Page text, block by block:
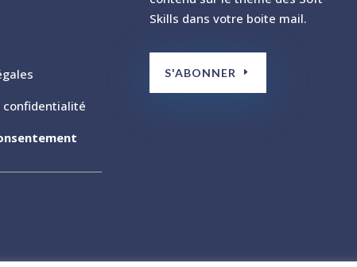
confidentialité
Skills dans votre boite mail.
S'ABONNER